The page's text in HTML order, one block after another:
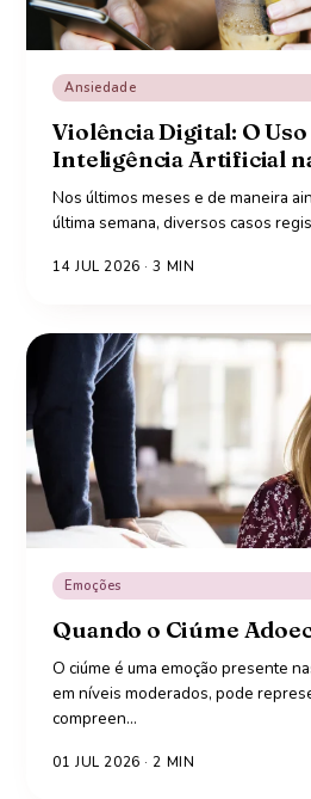
Ansiedade
Violência Digital: O
Inteligência Artificial
Nos últimos meses e de maneira
última semana, diversos casos
14 JUL 2026 ·3 MIN
Emoções
Quando o Ciúme
O ciúme é uma emoção presente
em níveis moderados, pode
compreen…
01 JUL 2026 · 2 MIN